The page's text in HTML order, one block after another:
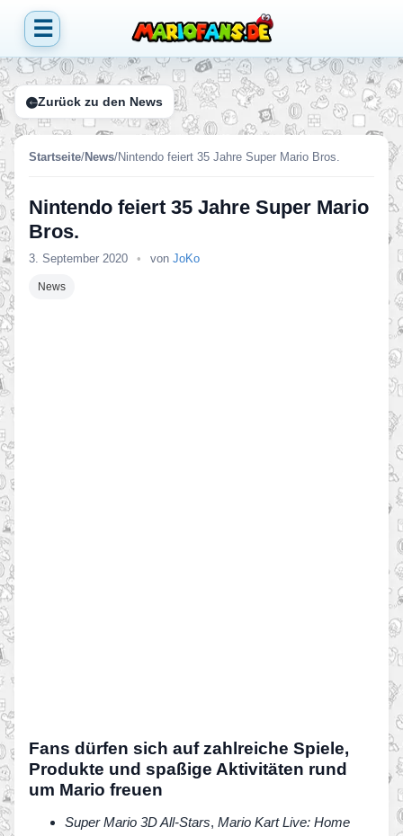
☰
Zurück zu den News
Startseite/News/Nintendo feiert 35 Jahre Super Mario Bros.
Nintendo feiert 35 Jahre Super Mario
Bros.
3. September 2020 • von JoKo
News
Fans dürfen sich auf zahlreiche Spiele,
Produkte und spaßige Aktivitäten rund
um Mario freuen
Super Mario 3D All-Stars, Mario Kart Live: Home